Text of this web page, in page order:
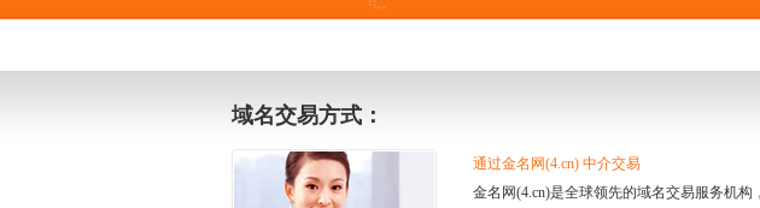
域名交易方式：
通过金名网(4.cn) 中介交易
金名网(4.cn)是全球领先的域名交易服务机